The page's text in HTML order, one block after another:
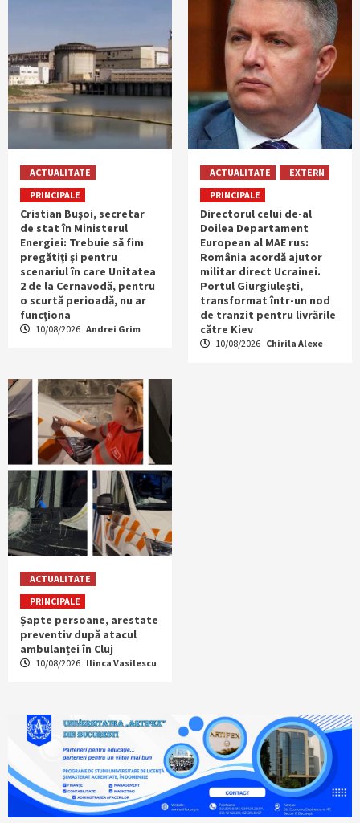
ACTUALITATE
PRINCIPALE
Cristian Buşoi, secretar
de stat în Ministerul
Energiei: Trebuie să fim
pregătiţi şi pentru
scenariul în care Unitatea
2 de la Cernavodă, pentru
o scurtă perioadă, nu ar
funcţiona
10/08/2026 Andrei Grim
ACTUALITATE
EXTERN
PRINCIPALE
Directorul celui de-al
Doilea Departament
European al MAE rus:
România acordă ajutor
militar direct Ucrainei.
Portul Giurgiuleşti,
transformat într-un nod
de tranzit pentru livrările
către Kiev
10/08/2026 Chirila Alexe
ACTUALITATE
PRINCIPALE
Șapte persoane, arestate
preventiv după atacul
ambulanței în Cluj
10/08/2026 Ilinca Vasilescu